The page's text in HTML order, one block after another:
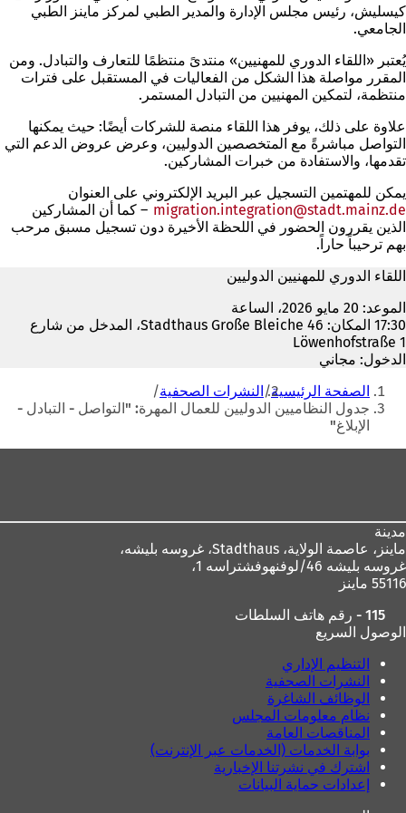
كيسليش، رئيس مجلس الإدارة والمدير الطبي لمركز ماينز الطبي
الجامعي.
يُعتبر «اللقاء الدوري للمهنيين» منتدىً منتظمًا للتعارف والتبادل. ومن
المقرر مواصلة هذا الشكل من الفعاليات في المستقبل على فترات
منتظمة، لتمكين المهنيين من التبادل المستمر.
علاوة على ذلك، يوفر هذا اللقاء منصة للشركات أيضًا: حيث يمكنها
التواصل مباشرةً مع المتخصصين الدوليين، وعرض عروض الدعم التي
تقدمها، والاستفادة من خبرات المشاركين.
يمكن للمهتمين التسجيل عبر البريد الإلكتروني على العنوان
migration.integration
stadt.mainz de
– كما أن المشاركين
الذين يقررون الحضور في اللحظة الأخيرة دون تسجيل مسبق مرحب
بهم ترحيباً حاراً.
اللقاء الدوري للمهنيين الدوليين
الموعد: 20 مايو 2026، الساعة
17:30 المكان: Stadthaus Große Bleiche 46، المدخل من شارع
Löwenhofstraße 1
الدخول: مجاني
أنت
هنا
الصفحة الرئيسية
النشرات الصحفية
جدول النظاميين الدوليين للعمال المهرة: "التواصل - التبادل -
الإبلاغ"
مدينة
ماينز، عاصمة الولاية،
غروسه بليشه 46/لوفنهوفشتراسه 1،
55116 ماينز
115 - رقم هاتف السلطات
الوصول السريع
التنظيم الإداري
النشرات الصحفية
الوظائف الشاغرة
نظام معلومات المجلس
المناقصات العامة
بوابة الخدمات (الخدمات عبر الإنترنت)
اشترك في نشرتنا الإخبارية
إعدادات حماية البيانات